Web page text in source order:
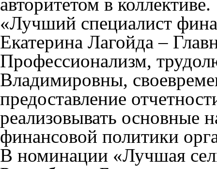
«Лучший специалист
Екатерина Лагойда –
Профессионализм,
Владимировны,
предоставление
реализовывать основные
финансовой политики
В номинации «Лучшая